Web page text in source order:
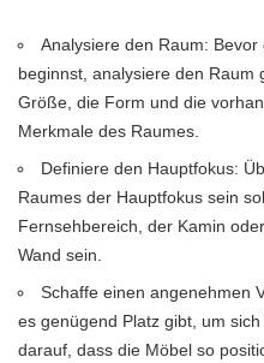
Analysiere den Raum:
beginnst, analysiere den Raum
Größe, die Form und die
Merkmale des Raumes.
Definiere den Hauptfokus:
Raumes der Hauptfokus sein
Fernsehbereich, der Kamin
Wand sein.
Schaffe einen angenehmen
es genügend Platz gibt, um
darauf, dass die Möbel so